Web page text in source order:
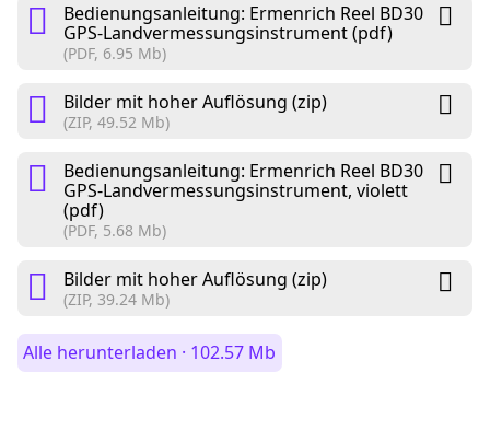
Bedienungsanleitung: Ermenrich Reel BD30
GPS-Landvermessungsinstrument (pdf)
(PDF, 6.95 Mb)
Bilder mit hoher Auflösung (zip)
(ZIP, 49.52 Mb)
Bedienungsanleitung: Ermenrich Reel BD30
GPS-Landvermessungsinstrument, violett
(pdf)
(PDF, 5.68 Mb)
Bilder mit hoher Auflösung (zip)
(ZIP, 39.24 Mb)
Alle herunterladen · 102.57 Mb